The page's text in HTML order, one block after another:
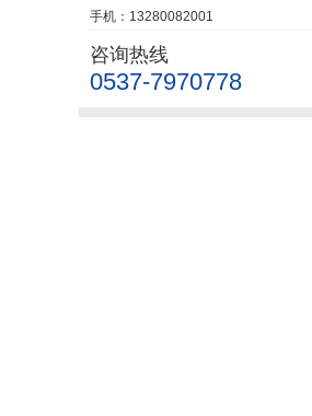
手机：13280082001
咨询热线
0537-7970778